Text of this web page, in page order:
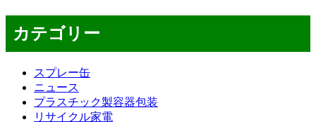
カテゴリー
スプレー缶
ニュース
プラスチック製容器包装
リサイクル家電